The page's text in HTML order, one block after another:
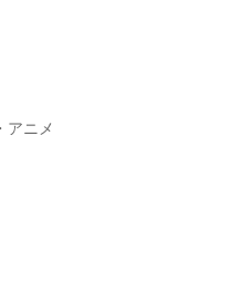
アニメ